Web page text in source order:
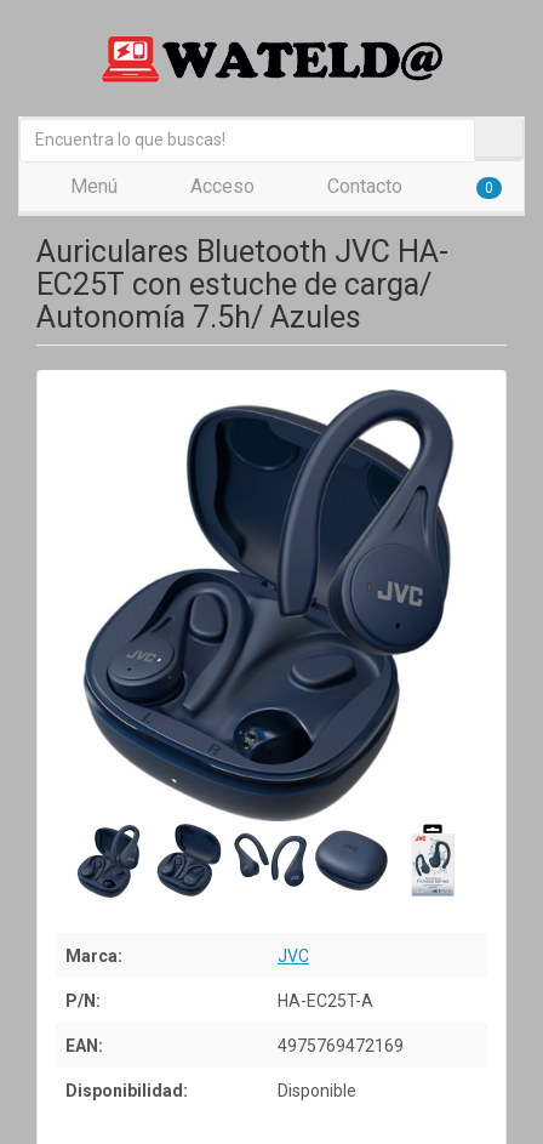
Menú Acceso Contacto 0
Auriculares Bluetooth JVC HA-
EC25T con estuche de carga/
Autonomía 7.5h/ Azules
Marca: JVC
P/N: HA-EC25T-A
EAN: 4975769472169
Disponibilidad: Disponible